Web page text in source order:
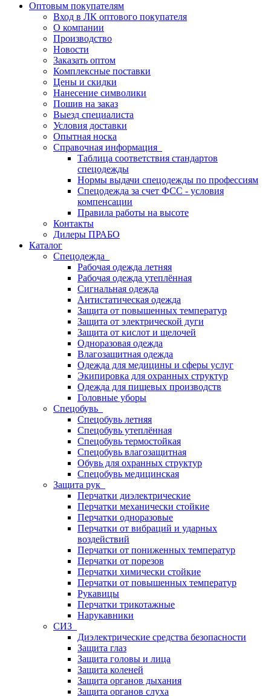
Оптовым покупателям
Вход в ЛК оптового покупателя
О компании
Производство
Новости
Заказать оптом
Комплексные поставки
Цены и скидки
Нанесение символики
Пошив на заказ
Выезд специалиста
Условия доставки
Опытная носка
Справочная информация
Таблица соответствия стандартов
спецодежды
Нормы выдачи спецодежды по профессиям
Спецодежда за счет ФСС - условия
компенсации
Правила работы на высоте
Контакты
Дилеры ПРАБО
Каталог
Спецодежда
Рабочая одежда летняя
Рабочая одежда утеплённая
Сигнальная одежда
Антистатическая одежда
Защита от повышенных температур
Защита от электрической дуги
Защита от кислот и щелочей
Одноразовая одежда
Влагозащитная одежда
Одежда для медицины и сферы услуг
Экипировка для охранных структур
Одежда для пищевых производств
Головные уборы
Спецобувь
Спецобувь летняя
Спецобувь утеплённая
Спецобувь термостойкая
Спецобувь влагозащитная
Обувь для охранных структур
Спецобувь медицинская
Защита рук
Перчатки диэлектрические
Перчатки механически стойкие
Перчатки одноразовые
Перчатки от вибраций и ударных
воздействий
Перчатки от пониженных температур
Перчатки от порезов
Перчатки химически стойкие
Перчатки от повышенных температур
Рукавицы
Перчатки трикотажные
Нарукавники
СИЗ
Диэлектрические средства безопасности
Защита глаз
Защита головы и лица
Защита коленей
Защита органов дыхания
Защита органов слуха